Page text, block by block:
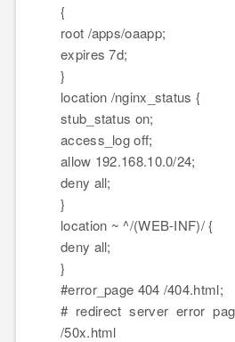
{
root /apps/oaapp;
expires 7d;
}
location /nginx_status {
stub_status on;
access_log off;
allow 192.168.10.0/24;
deny all;
}
location ~ ^/(WEB-INF)/ {
deny all;
}
#error_page 404 /404.html;
# redirect server error
/50x.html